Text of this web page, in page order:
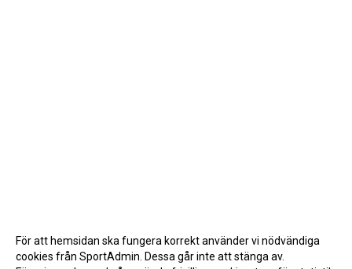
För att hemsidan ska fungera korrekt använder vi nödvändiga
cookies från SportAdmin. Dessa går inte att stänga av.